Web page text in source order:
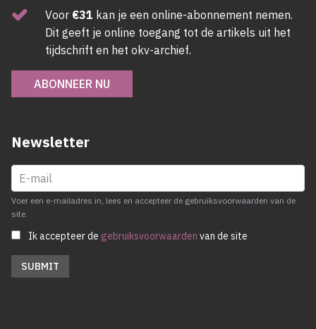
Voor €31 kan je een online-abonnement nemen.
Dit geeft je online toegang tot de artikels uit het
tijdschrift en het okv-archief.
ABONNEER NU
Newsletter
Voer een e-mailadres in, lees en accepteer de gebruiksvoorwaarden van de
site.
Ik accepteer de gebruiksvoorwaarden van de site